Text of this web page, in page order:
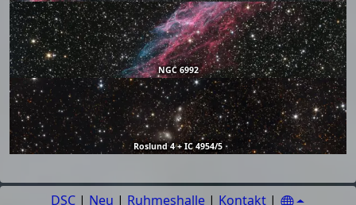
NGC 6992
Roslund 4 + IC 4954/5
DSC | Neu | Ruhmeshalle | Kontakt |